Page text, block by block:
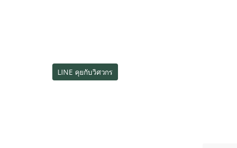
LINE คุยกับวิศวกร